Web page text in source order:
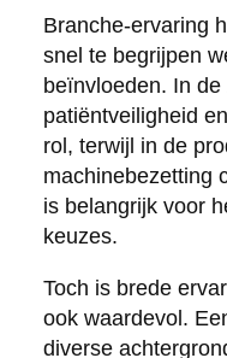
Branche-ervaring
snel te begrijpen
beïnvloeden. In de
patiëntveiligheid
rol, terwijl in de
machinebezetting
is belangrijk voor
keuzes.
Toch is brede
ook waardevol.
diverse